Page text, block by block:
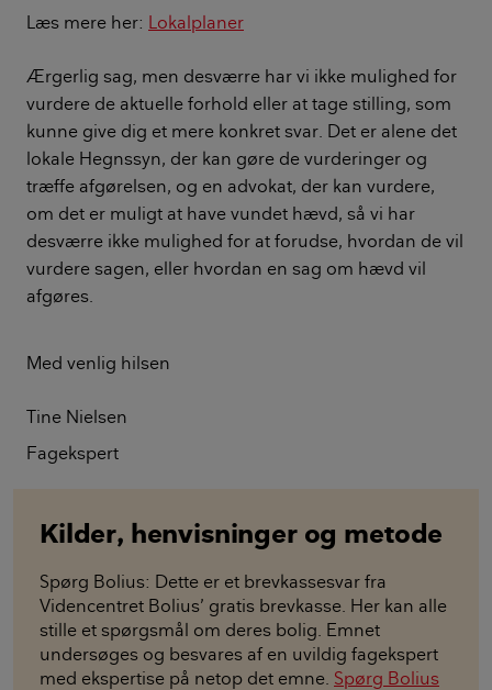
Læs mere her: Lokalplaner
Ærgerlig sag, men desværre har vi ikke mulighed for
vurdere de aktuelle forhold eller at tage stilling, som
kunne give dig et mere konkret svar. Det er alene det
lokale Hegnssyn, der kan gøre de vurderinger og
træffe afgørelsen, og en advokat, der kan vurdere,
om det er muligt at have vundet hævd, så vi har
desværre ikke mulighed for at forudse, hvordan de vil
vurdere sagen, eller hvordan en sag om hævd vil
afgøres.
Med venlig hilsen
Tine Nielsen
Fagekspert
Kilder, henvisninger og metode
Spørg Bolius: Dette er et brevkassesvar fra
Videncentret Bolius’ gratis brevkasse. Her kan alle
stille et spørgsmål om deres bolig. Emnet
undersøges og besvares af en uvildig fagekspert
med ekspertise på netop det emne. Spørg Bolius